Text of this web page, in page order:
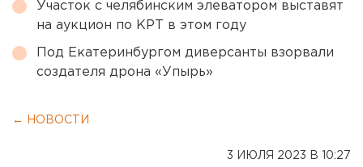
Участок с челябинским элеватором выставят
на аукцион по КРТ в этом году
Под Екатеринбургом диверсанты взорвали
создателя дрона «Упырь»
← НОВОСТИ
3 ИЮЛЯ 2023 В 10:27